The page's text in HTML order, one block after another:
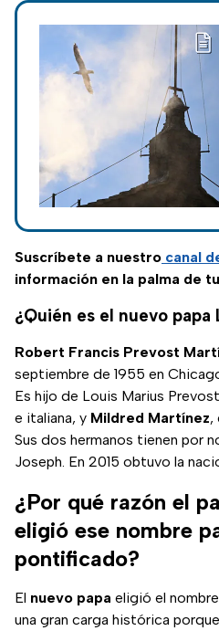
Suscríbete a nuestro canal
información en la palma de
¿Quién es el nuevo papa
Robert Francis Prevost
septiembre de 1955 en
Es hijo de Louis Marius
e italiana, y Mildred Martínez,
Sus dos hermanos tienen por
Joseph. En 2015 obtuvo la
¿Por qué razón el
eligió ese nombre
pontificado?
El nuevo papa eligió el
una gran carga histórica